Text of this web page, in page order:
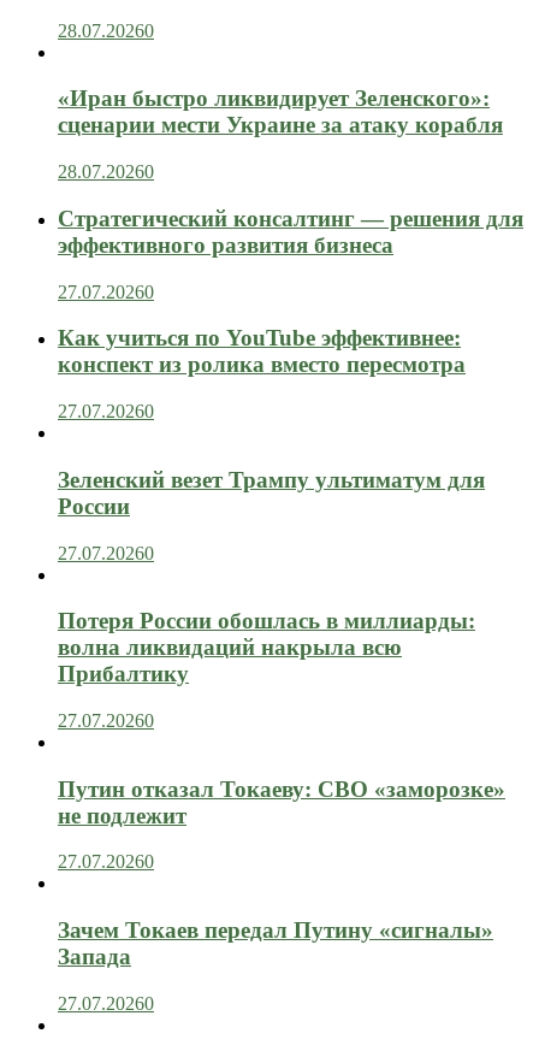
28.07.20260
«Иран быстро ликвидирует Зеленского»:
сценарии мести Украине за атаку корабля
28.07.20260
Стратегический консалтинг — решения для
эффективного развития бизнеса
27.07.20260
Как учиться по YouTube эффективнее:
конспект из ролика вместо пересмотра
27.07.20260
Зеленский везет Трампу ультиматум для
России
27.07.20260
Потеря России обошлась в миллиарды:
волна ликвидаций накрыла всю
Прибалтику
27.07.20260
Путин отказал Токаеву: СВО «заморозке»
не подлежит
27.07.20260
Зачем Токаев передал Путину «сигналы»
Запада
27.07.20260